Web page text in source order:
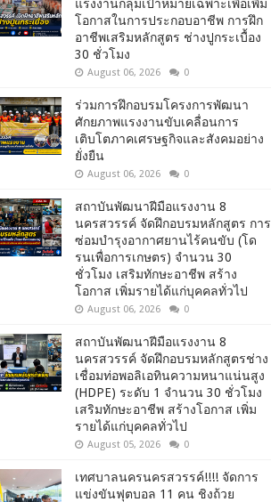
แรงงานกลุ่มเป้าหมายเฉพาะเพื่อเพิ่ม
โอกาสในการประกอบอาชีพ การฝึก
อาชีพเสริมหลักสูตร ช่างปูกระเบื้อง
30 ชั่วโมง
August 06, 2026 0
ร่วมการฝึกอบรมโครงการพัฒนา
ศักยภาพแรงงานขับเคลื่อนการ
เติบโตภาคเศรษฐกิจและสังคมอย่าง
ยั่งยืน
August 06, 2026 0
สถาบันพัฒนาฝีมือแรงงาน 8
นครสวรรค์ จัดฝึกอบรมหลักสูตร การ
ซ่อมบำรุงอากาศยานไร้คนขับ (โด
รนเพื่อการเกษตร) จำนวน 30
ชั่วโมง เสริมทักษะอาชีพ สร้าง
โอกาส เพิ่มรายได้แก่บุคคลทั่วไป
August 06, 2026 0
สถาบันพัฒนาฝีมือแรงงาน 8
นครสวรรค์ จัดฝึกอบรมหลักสูตรช่าง
เชื่อมท่อพอลิเอทินความหนาแน่นสูง
(HDPE) ระดับ 1 จำนวน 30 ชั่วโมง
เสริมทักษะอาชีพ สร้างโอกาส เพิ่ม
รายได้แก่บุคคลทั่วไป
August 05, 2026 0
เทศบาลนครนครสวรรค์!!!! จัดการ
แข่งขันฟุตบอล 11 คน ชิงถ้วย